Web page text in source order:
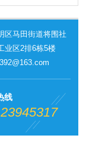
区马田街道将围社
业区2排6栋5楼
线